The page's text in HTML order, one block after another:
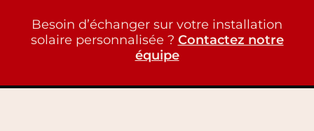
Besoin d’échanger sur votre installation
solaire personnalisée ? Contactez notre
équipe